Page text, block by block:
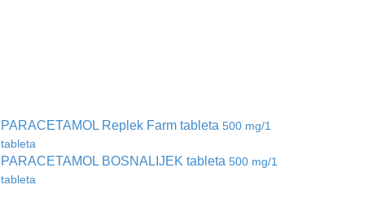
PARACETAMOL Replek Farm tableta 500 mg/1
tableta
PARACETAMOL BOSNALIJEK tableta 500 mg/1
tableta